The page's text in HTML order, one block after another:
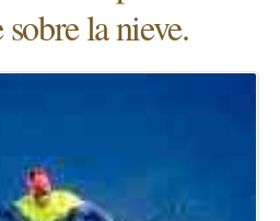
sobre la nieve.